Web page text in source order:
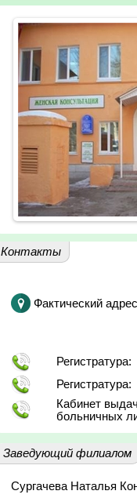
Контакты
Фактический
Регистратура:
Регистратура:
Кабинет
больничных
Заведующий филиалом
Сургачева Наталья